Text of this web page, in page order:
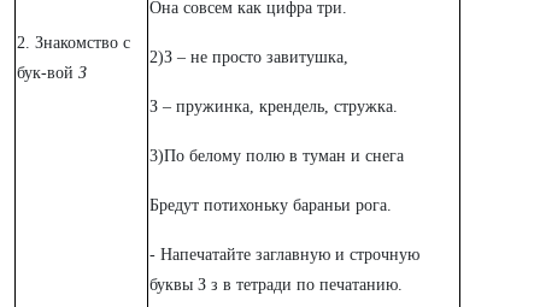
2. Знакомство с
бук-вой З
Она совсем как цифра три.
2)З – не просто завитушка,
З – пружинка, крендель, стружка.
3)По белому полю в туман и снега
Бредут потихоньку бараньи рога.
- Напечатайте заглавную и строчную
буквы З з в тетради по печатанию.